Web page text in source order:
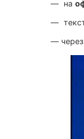
— на
—
— через